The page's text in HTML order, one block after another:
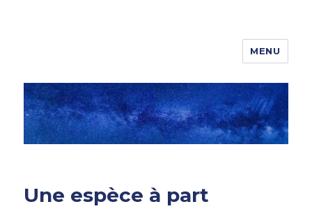
MENU
Une espèce à part